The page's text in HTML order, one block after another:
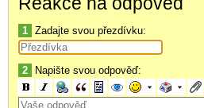
1 Zadajte svou přezdívku:
2 Napište svou odpověď: